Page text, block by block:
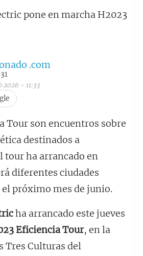
.com
2026 - 11:33
Tour son encuentros sobre
destinados a
tour ha arrancado en
diferentes ciudades
el próximo mes de junio.
ha arrancado este jueves
Eficiencia Tour, en la
Tres Culturas del